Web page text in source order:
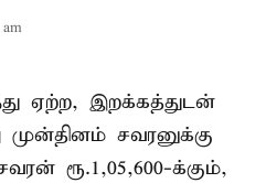
ஏற்ற, இறக்கத்துடன்
முன்தினம் சவரனுக்கு
ரூ.1,05,600-க்கும்,